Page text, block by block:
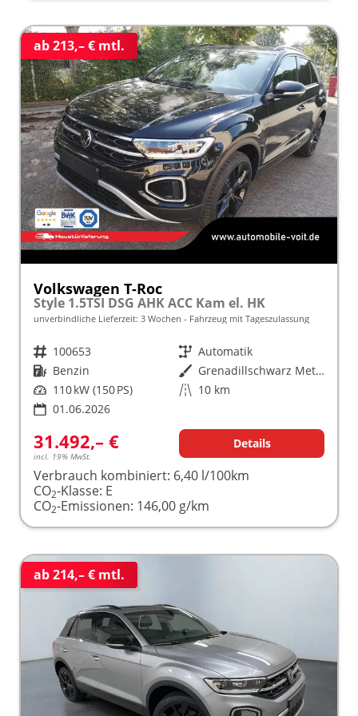
ab 213,– € mtl.
Volkswagen T-Roc
Style 1.5TSI DSG AHK ACC Kam el. HK
unverbindliche Lieferzeit: 3 Wochen Fahrzeug mit Tageszulassung
Fahrzeugnr. 100653 Getriebe Automatik
Kraftstoff Benzin Außenfarbe
Grenadillschwarz Metallic
Leistung 110 kW (150 PS) Kilometerstand 10 km
01.06.2026
31.492,– €
incl. 19% MwSt.
Details
Verbrauch kombiniert: 6,40 l/100km
CO2-Klasse: E
CO2-Emissionen: 146,00 g/km
ab 214,– € mtl.